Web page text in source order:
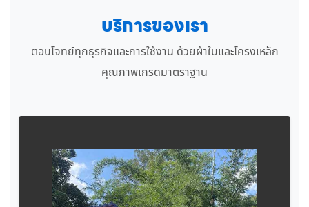
บริการของเรา
ตอบโจทย์ทุกธุรกิจและการใช้งาน ด้วยผ้าใบและโครงเหล็ก
คุณภาพเกรดมาตราฐาน